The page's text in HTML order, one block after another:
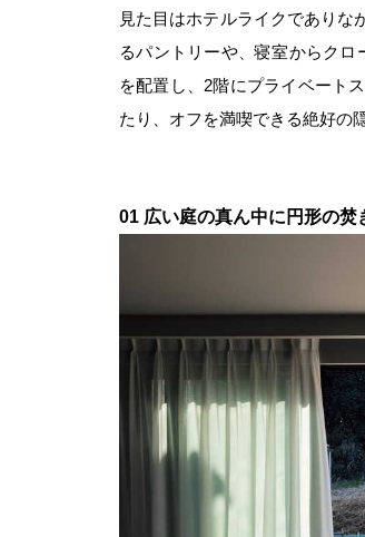
見た目はホテルライクでありな
るパントリーや、寝室からク
を配置し、2階にプライベート
たり、オフを満喫できる絶好の
01 広い庭の真ん中に円形の焚